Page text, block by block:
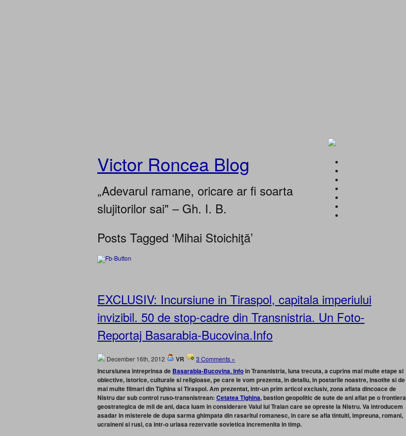
Victor Roncea Blog
„Adevarul ramane, oricare ar fi soarta
slujitorilor sai" – Gh. I. B.
Posts Tagged ‘Mihai Stoichiţă’
EXCLUSIV: Incursiune in Tiraspol, capitala imperiului
invizibil. 50 de stop-cadre din Transnistria. Un Foto-
Reportaj Basarabia-Bucovina.Info
December 16th, 2012 VR 3 Comments »
Incursiunea intreprinsa de Basarabia-Bucovina. Infoin Transnistria, luna trecuta, a cuprins mai multe etape si
obiective, istorice, culturale si religioase, pe care le vom prezenta, in detaliu, in postarile noastre, insotite si de
mai multe filmari din Tighina si Tiraspol. Am prezentat, intr-un prim articol exclusiv, zona aflata dincoace de
Nistru dar sub control ruso-transnistrean: Cetatea Tighina, bastion geopolitic de sute de ani aflat pe o frontiera
geostrategica de mii de ani, daca luam in considerare Valul lui Traian care se opreste la Nistru. Va introducem
asadar in misterele de dupa sarma ghimpata din rasaritul romanesc, in care se afla tintuiti, impreuna, romani,
ucraineni si rusi, ca intr-o uriasa rezervatie sovietica incremenita in timp.